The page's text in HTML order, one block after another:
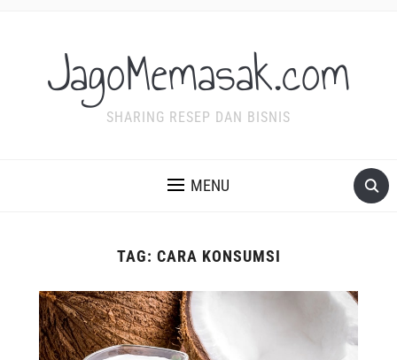
JagoMemasak.com
SHARING RESEP DAN BISNIS
MENU
TAG: CARA KONSUMSI